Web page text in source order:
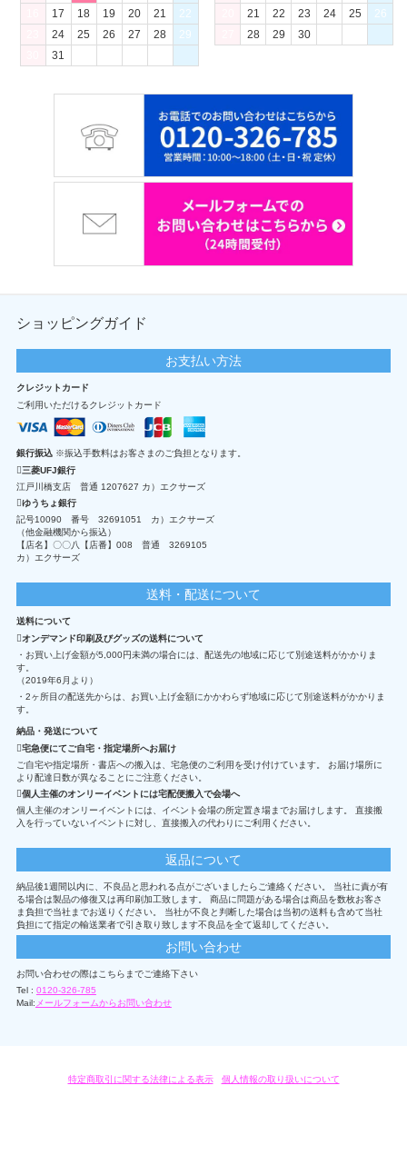
17 18 19 20 21
22
24 25 26 27 28
29
31
21 22 23 24 25
26
28 29 30
ショッピングガイド
お支払い方法
クレジットカード
ご利用いただけるクレジットカード
銀行振込 ※振込手数料はお客さまのご負担となります。
三菱UFJ銀行
江戸川橋支店 普通 1207627 カ）エクサーズ
ゆうちょ銀行
記号10090 番号 32691051 カ）エクサーズ
（他金融機関から振込）
【店名】〇〇八【店番】008 普通 3269105
カ）エクサーズ
送料・配送について
送料について
オンデマンド印刷及びグッズの送料について
・お買い上げ金額が5,000円未満の場合には、配送先の地域に応じて別途送料がかかりま
す。
（2019年6月より）
・2ヶ所目の配送先からは、お買い上げ金額にかかわらず地域に応じて別途送料がかかりま
す。
納品・発送について
宅急便にてご自宅・指定場所へお届け
ご自宅や指定場所・書店への搬入は、宅急便のご利用を受け付けています。 お届け場所に
より配達日数が異なることにご注意ください。
個人主催のオンリーイベントには宅配便搬入で会場へ
個人主催のオンリーイベントには、イベント会場の所定置き場までお届けします。 直接搬
入を行っていないイベントに対し、直接搬入の代わりにご利用ください。
返品について
納品後1週間以内に、不良品と思われる点がございましたらご連絡ください。 当社に責が有
る場合は製品の修復又は再印刷加工致します。 商品に問題がある場合は商品を数枚お客さ
ま負担で当社までお送りください。 当社が不良と判断した場合は当初の送料も含めて当社
負担にて指定の輸送業者で引き取り致します不良品を全て返却してください。
お問い合わせ
お問い合わせの際はこちらまでご連絡下さい
Tel : 0120-326-785
Mail: メールフォームからお問い合わせ
特定商取引に関する法律による表示/ 個人情報の取り扱いについて